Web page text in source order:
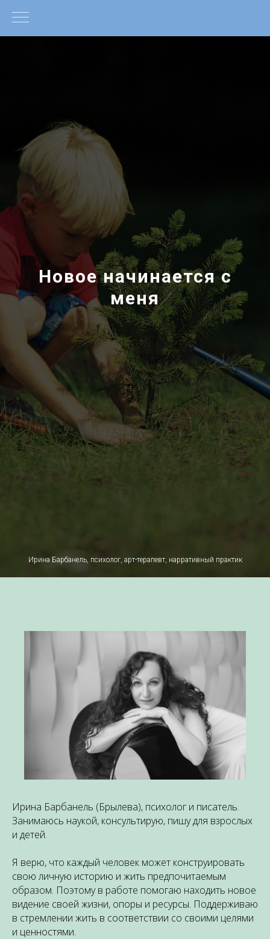
Новое начинается с
меня
Ирина Барбанель, психолог, арт-терапевт, нарративный практик
Ирина Барбанель (Брылева), психолог и писатель.
Занимаюсь наукой, консультирую, пишу для взрослых
и детей.
Я верю, что каждый человек может конструировать
свою личную историю и жить предпочитаемым
образом. Поэтому в работе помогаю находить новое
видение своей жизни, опоры и ресурсы. Поддерживаю
в стремлении жить в соответствии со своими целями
и ценностями.